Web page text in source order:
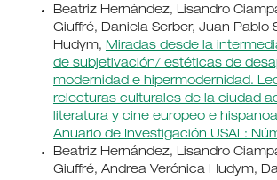
Beatriz Hernández, Lisandro
Giuffré, Daniela Serber, Juan Pablo
Hudym, Miradas desde la
de subjetivación/ estéticas de
modernidad e hipermodernidad.
relecturas culturales de la ciudad
literatura y cine europeo e
Anuario de Investigación USAL:
Beatriz Hernández, Lisandro
Giuffré, Andrea Verónica Hudym,